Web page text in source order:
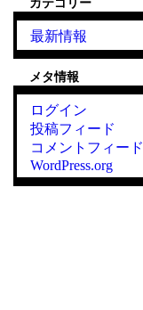
カテゴリー
最新情報
メタ情報
ログイン
投稿フィード
コメントフィード
WordPress.org